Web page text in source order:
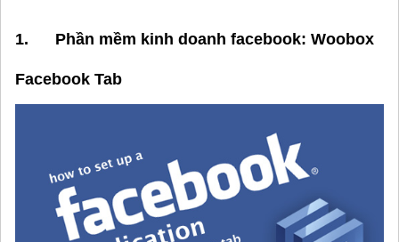
1. Phần mềm kinh doanh facebook: Woobox
Facebook Tab